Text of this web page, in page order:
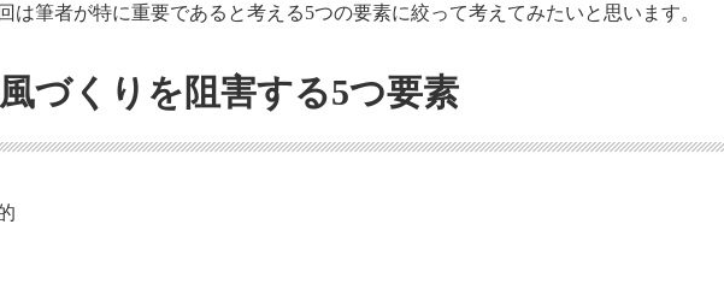
は筆者が特に重要であると考える5つの要素に絞って考えてみたいと思います。
づくりを阻害する5つ要素